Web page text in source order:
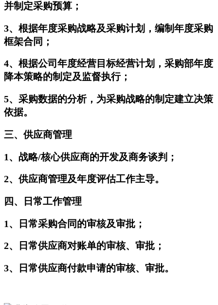
并制定采购预算；
3、根据年度采购战略及采购计划，编制年度采购
框架合同；
4、根据公司年度经营目标经营计划，采购部年度
降本策略的制定及监督执行；
5、采购数据的分析，为采购战略的制定建立决策
依据。
三、供应商管理
1、战略/核心供应商的开发及商务谈判；
2、供应商管理及年度评估工作主导。
四、日常工作管理
1、日常采购合同的审核及审批；
2、日常供应商对账单的审核、审批；
3、日常供应商付款申请的审核、审批。